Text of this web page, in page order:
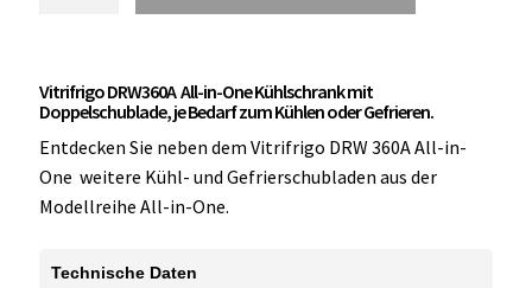
One
Kühlschrank
mit
Doppelschublade
Menge
Vitrifrigo DRW360A All-in-One Kühlschrank mit
Doppelschublade, je Bedarf zum Kühlen oder Gefrieren.
Entdecken Sie neben dem Vitrifrigo DRW 360A All-in-
One weitere Kühl- und Gefrierschubladen aus der
Modellreihe All-in-One.
Technische Daten